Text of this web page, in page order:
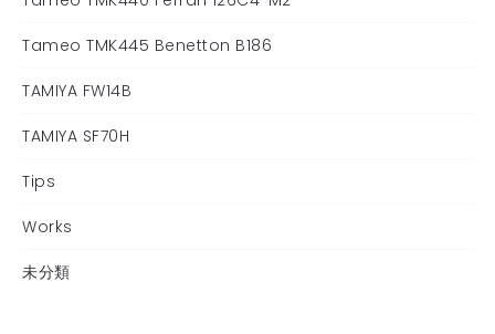
Tameo TMK445 Benetton B186
TAMIYA FW14B
TAMIYA SF70H
Tips
Works
未分類